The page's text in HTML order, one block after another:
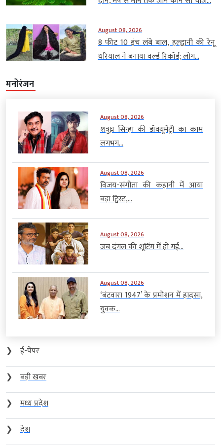
August 08, 2026
8 फीट 10 इंच लंबे बाल, हल्द्वानी की रेनू
धरियाल ने बनाया वर्ल्ड रिकॉर्ड; लोग...
मनोरंजन
August 08, 2026
शत्रुघ्न सिन्हा की डॉक्यूमेंट्री का काम
लगभग...
August 08, 2026
विजय-संगीता की कहानी में आया
बड़ा ट्विस्ट,...
August 08, 2026
जब दंगल की शूटिंग में हो गई...
August 08, 2026
‘बंटवारा 1947’ के प्रमोशन में हादसा,
युवक...
❯
ई-पेपर
❯
बड़ी खबर
❯
मध्य प्रदेश
❯
देश